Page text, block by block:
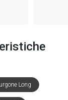
Long